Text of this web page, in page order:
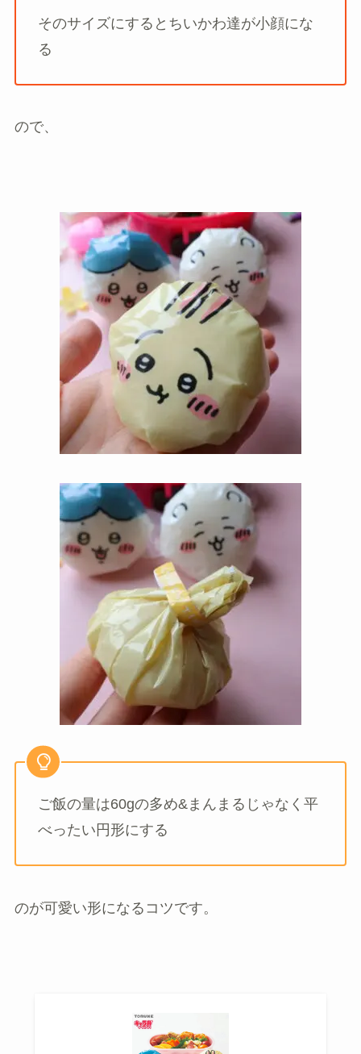
そのサイズにするとちいかわ達が小顔にな
る
ので、
ご飯の量は60gの多め&まんまるじゃなく平
べったい円形にする
のが可愛い形になるコツです。